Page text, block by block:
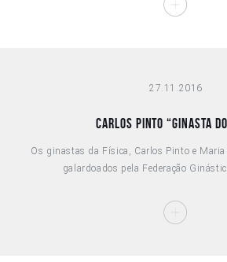
27.11.2016
CARLOS PINTO “GINASTA
Os ginastas da Física, Carlos Pinto e
galardoados pela Federação